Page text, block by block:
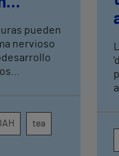
pueden
nervioso
la
tea